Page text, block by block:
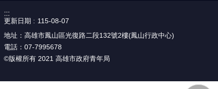
:::
更新日期
115-08-07
地址：高雄市鳳山區光復路二段132號2樓(鳳山行政中心)
電話：07-7995678
©版權所有 2021 高雄市政府青年局